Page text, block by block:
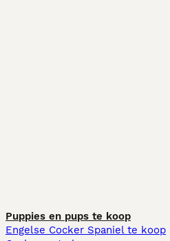
Puppies en pups te koop
Engelse Cocker Spaniel te koop